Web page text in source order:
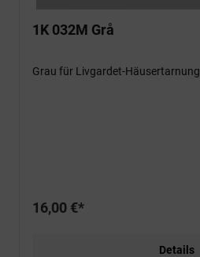
1K 032M Grå
Grau für Livgardet-Häusertarnung
16,00 €*
Details